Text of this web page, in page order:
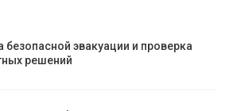
безопасной эвакуации и проверка
решений